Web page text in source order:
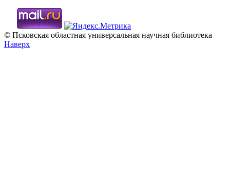
© Псковская областная универсальная научная библиотека
Наверх